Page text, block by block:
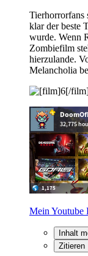
Tierhorrorfans
klar der beste
wurde. Wenn
Zombiefilm
hierzulande.
Melancholia
Mein Youtube
Inhalt
Zitieren